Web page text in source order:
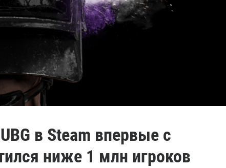
в Steam впервые с
ниже 1 млн игроков